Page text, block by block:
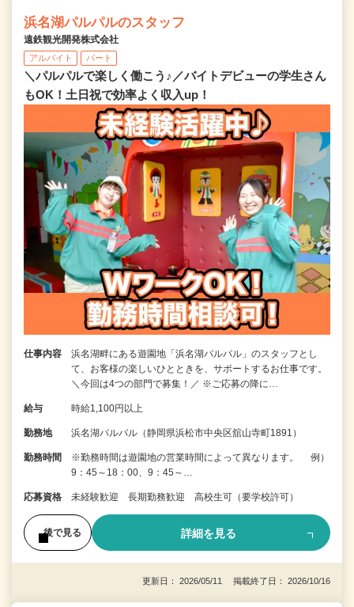
浜名湖パルパルのスタッフ
遠鉄観光開発株式会社
アルバイト パート
＼パルパルで楽しく働こう♪／バイトデビューの学生さん
もOK！土日祝で効率よく収入up！
仕事内容
浜名湖畔にある遊園地「浜名湖パルパル」のスタッフとし
て、お客様の楽しいひとときを、サポートするお仕事です。
＼今回は4つの部門で募集！／ ※ご応募の降に…
給与 時給1,100円以上
勤務地 浜名湖パルパル（静岡県浜松市中央区舘山寺町1891）
勤務時間
※勤務時間は遊園地の営業時間によって異なります。 例）
9：45～18：00、9：45～…
応募資格 未経験歓迎 長期勤務歓迎 高校生可（要学校許可）
後で見る 詳細を見る
更新日： 2026/05/11 掲載終了日： 2026/10/16